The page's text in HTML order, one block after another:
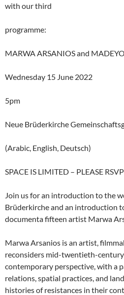
with our third
programme:
MARWA ARSANIOS and
Wednesday 15 June 2022
5pm
Neue Brüderkirche
(Arabic, English, Deutsch)
SPACE IS LIMITED – PLEASE RSVP
Join us for an introduction to the
Brüderkirche and an introduction
documenta fifteen artist Marwa
Marwa Arsanios is an artist,
reconsiders mid-twentieth-
contemporary perspective, with a
relations, spatial practices, and
histories of resistances in their